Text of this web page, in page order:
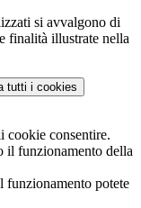
si avvalgono di
finalità illustrate nella
tutti i cookies
cookie consentire.
il funzionamento della
funzionamento potete